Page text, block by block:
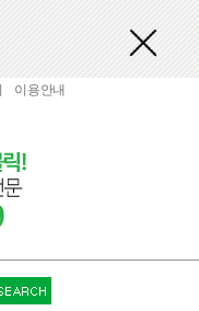
이용안내